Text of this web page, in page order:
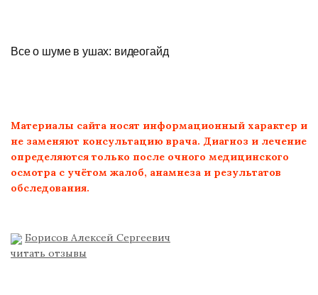
Все о шуме в ушах: видеогайд
Материалы сайта носят информационный характер и
не заменяют консультацию врача. Диагноз и лечение
определяются только после очного медицинского
осмотра с учётом жалоб, анамнеза и результатов
обследования.
Борисов Алексей Сергеевич
читать отзывы